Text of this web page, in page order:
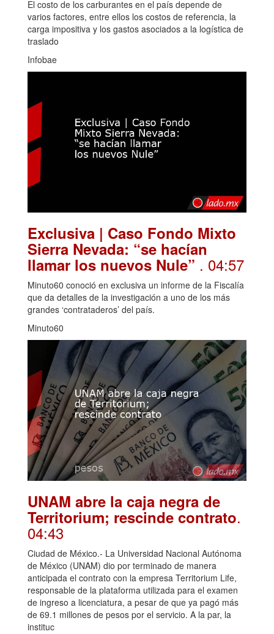
El costo de los carburantes en el país depende de
varios factores, entre ellos los costos de referencia, la
carga impositiva y los gastos asociados a la logística de
traslado
Infobae
Exclusiva | Caso Fondo Mixto
Sierra Nevada: “se hacían
llamar los nuevos Nule” . 04:57
Minuto60 conoció en exclusiva un informe de la Fiscalía
que da detalles de la investigación a uno de los más
grandes ‘contrataderos’ del país.
Minuto60
UNAM abre la caja negra de
Territorium; rescinde contrato.
04:43
Ciudad de México.- La Universidad Nacional Autónoma
de México (UNAM) dio por terminado de manera
anticipada el contrato con la empresa Territorium Life,
responsable de la plataforma utilizada para el examen
de ingreso a licenciatura, a pesar de que ya pagó más
de 69.1 millones de pesos por el servicio. A la par, la
instituc